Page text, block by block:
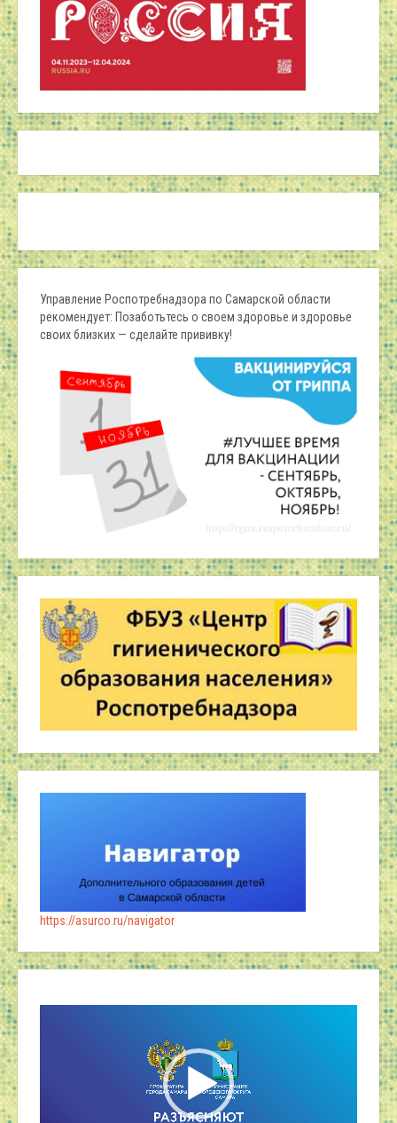
Управление Роспотребнадзора по Самарской области
рекомендует: Позаботьтесь о своем здоровье и здоровье
своих близких — сделайте прививку!
https://asurco.ru/navigator